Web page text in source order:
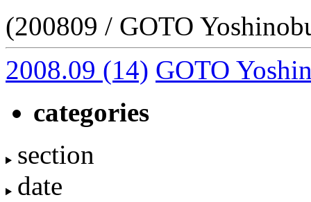
(200809 / GOTO
2008.09 (14) GOTO
categories
section
date